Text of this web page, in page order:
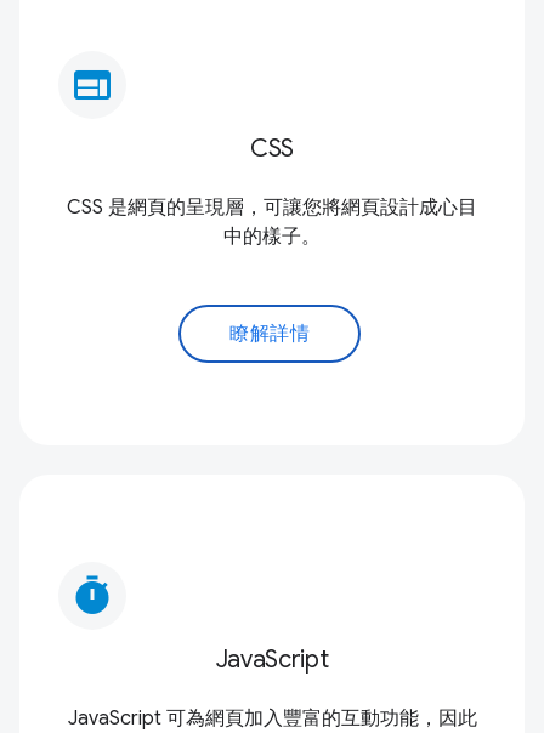
web
CSS
CSS 是網頁的呈現層，可讓您將網頁設計成心目
中的樣子。
瞭解詳情
timer
JavaScript
JavaScript 可為網頁加入豐富的互動功能，因此